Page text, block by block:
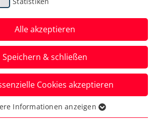
Ofner setzt
Tour
Nummer eins steht beim
in Spaniens Hauptstadt
Hauptrunde.
Wachta, 23.04.2025
Alle akzeptieren
Speichern & schließen
Cookies akzeptieren
werden für grundlegende
Informationen anzeigen